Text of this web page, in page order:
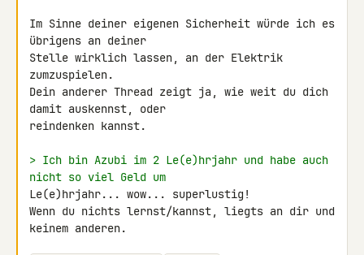
Im Sinne deiner eigenen Sicherheit würde ich es
übrigens an deiner
Stelle wirklich lassen, an der Elektrik
zumzuspielen.
Dein anderer Thread zeigt ja, wie weit du dich
damit auskennst, oder
reindenken kannst.
> Ich bin Azubi im 2 Le(e)hrjahr und habe auch
nicht so viel Geld um
Le(e)hrjahr... wow... superlustig!
Wenn du nichts lernst/kannst, liegts an dir und
keinem anderen.